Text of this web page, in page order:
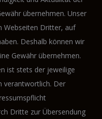
übernehmen. Unser
Webseiten Dritter, auf
Deshalb können wir
Gewähr übernehmen.
ist stets der jeweilige
verantwortlich. Der
Dritte zur Übersendung